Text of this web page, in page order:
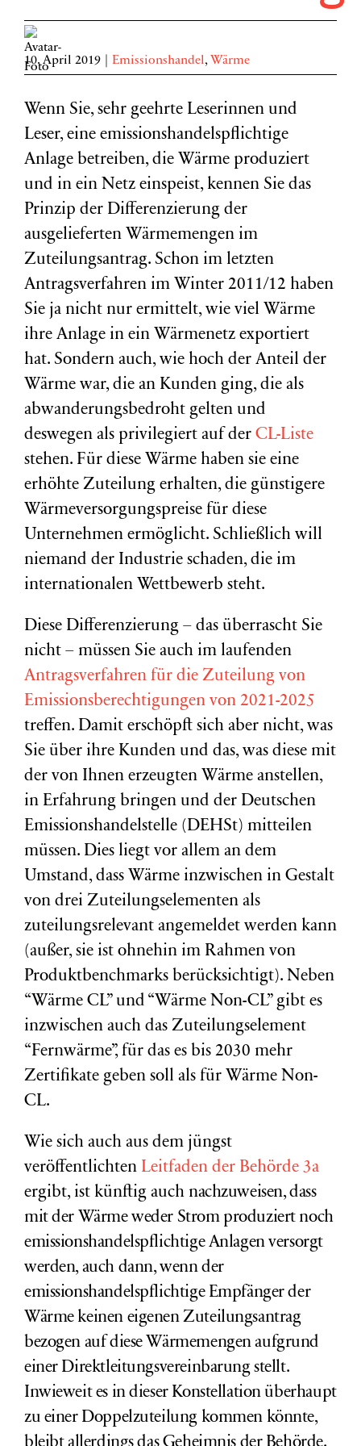
10. April 2019 Emissionshandel, Wärme
Wenn Sie, sehr geehrte Leserinnen und
Leser, eine emissionshandelspflichtige
Anlage betreiben, die Wärme produziert
und in ein Netz einspeist, kennen Sie das
Prinzip der Differenzierung der
ausgelieferten Wärmemengen im
Zuteilungsantrag. Schon im letzten
Antragsverfahren im Winter 2011/12 haben
Sie ja nicht nur ermittelt, wie viel Wärme
ihre Anlage in ein Wärmenetz exportiert
hat. Sondern auch, wie hoch der Anteil der
Wärme war, die an Kunden ging, die als
abwanderungsbedroht gelten und
deswegen als privilegiert auf der CL-Liste
stehen. Für diese Wärme haben sie eine
erhöhte Zuteilung erhalten, die günstigere
Wärmeversorgungspreise für diese
Unternehmen ermöglicht. Schließlich will
niemand der Industrie schaden, die im
internationalen Wettbewerb steht.
Diese Differenzierung – das überrascht Sie
nicht – müssen Sie auch im laufenden
Antragsverfahren für die Zuteilung von
Emissionsberechtigungen von 2021-2025
treffen. Damit erschöpft sich aber nicht, was
Sie über ihre Kunden und das, was diese mit
der von Ihnen erzeugten Wärme anstellen,
in Erfahrung bringen und der Deutschen
Emissionshandelstelle (DEHSt) mitteilen
müssen. Dies liegt vor allem an dem
Umstand, dass Wärme inzwischen in Gestalt
von drei Zuteilungselementen als
zuteilungsrelevant angemeldet werden kann
(außer, sie ist ohnehin im Rahmen von
Produktbenchmarks berücksichtigt). Neben
“Wärme CL” und “Wärme Non-CL” gibt es
inzwischen auch das Zuteilungselement
“Fernwärme”, für das es bis 2030 mehr
Zertifikate geben soll als für Wärme Non-
CL.
Wie sich auch aus dem jüngst
veröffentlichten Leitfaden der Behörde 3a
ergibt, ist künftig auch nachzuweisen, dass
mit der Wärme weder Strom produziert noch
emissionshandelspflichtige Anlagen versorgt
werden, auch dann, wenn der
emissionshandelspflichtige Empfänger der
Wärme keinen eigenen Zuteilungsantrag
bezogen auf diese Wärmemengen aufgrund
einer Direktleitungsvereinbarung stellt.
Inwieweit es in dieser Konstellation überhaupt
zu einer Doppelzuteilung kommen könnte,